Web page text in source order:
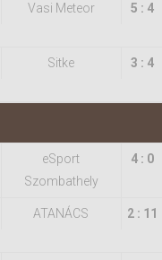
Vasi Meteor 5 : 4
Sitke 3 : 4
eSport
Szombathely
4 : 0
ATANÁCS 2 : 11